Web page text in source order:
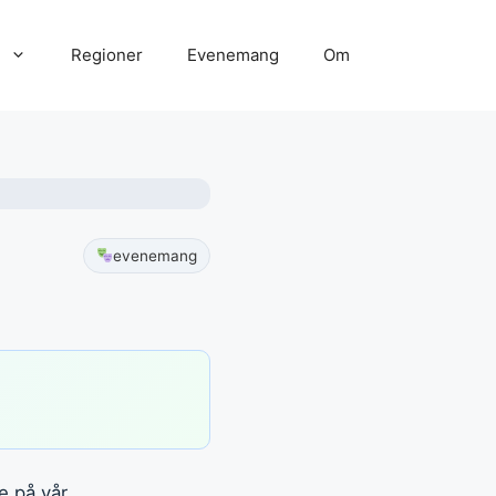
Regioner Evenemang Om
evenemang